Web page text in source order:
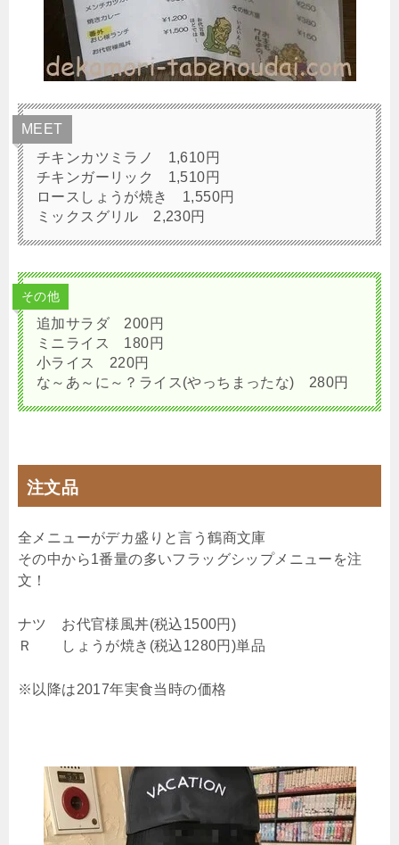
MEET
チキンカツミラノ 1,610円
チキンガーリック 1,510円
ロースしょうが焼き 1,550円
ミックスグリル 2,230円
その他
追加サラダ 200円
ミニライス 180円
小ライス 220円
な～あ～に～？ライス(やっちまったな) 280円
注文品
全メニューがデカ盛りと言う鶴商文庫
その中から1番量の多いフラッグシップメニューを注
文！
ナツ お代官様風丼(税込1500円)
Ｒ しょうが焼き(税込1280円)単品
※以降は2017年実食当時の価格